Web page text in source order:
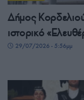
Δήμος
ιστορικό
29/07/2026 - 5:56μμ